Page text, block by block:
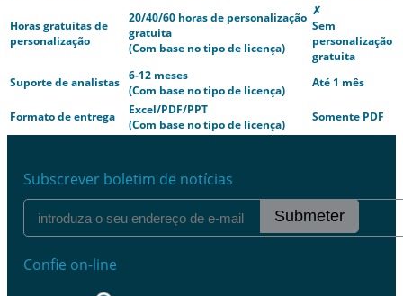
Horas gratuitas de
personalização
20/40/60 horas de personalização
gratuita
(Com base no tipo de licença)
✗
Sem
personalização
gratuita
Suporte de analistas 6-12 meses
(Com base no tipo de licença)
Até 1 mês
Formato de entrega
Excel/PDF/PPT
(Com base no tipo de licença)
Somente PDF
Subscrever boletim de notícias
Submeter
Confie on-line